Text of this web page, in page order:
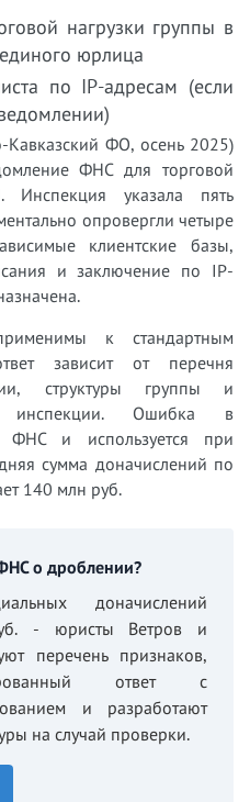
нагрузки группы в
юрлица
по IP-адресам (если
ФО, осень 2025)
ФНС для торговой
указала пять
опровергли четыре
клиентские базы,
и заключение по IP-
к стандартным
зависит от перечня
структуры группы и
инспекции. Ошибка в
ФНС и используется при
сумма доначислений по
140 млн руб.
о дроблении?
доначислений
- юристы Ветров и
перечень признаков,
ответ с
и разработают
на случай проверки.